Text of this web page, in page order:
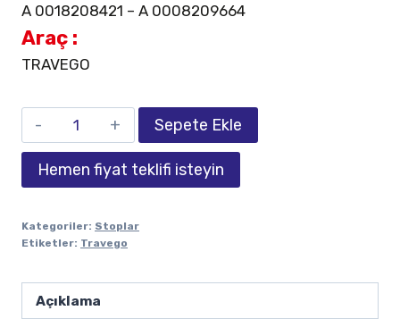
A 0018208421 – A 0008209664
Araç :
TRAVEGO
Sepete Ekle
Hemen fiyat teklifi isteyin
Kategoriler: Stoplar
Etiketler: Travego
Açıklama